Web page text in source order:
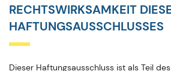
RECHTSWIRKSAMKEIT
HAFTUNGSAUSSCHLUSSES
Dieser Haftungsausschluss ist als Teil